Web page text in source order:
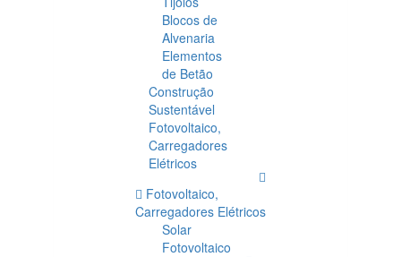
Blocos de
Alvenaria
Elementos
de Betão
Construção
Sustentável
Fotovoltaico,
Carregadores
Elétricos
Fotovoltaico,
Carregadores Elétricos
Solar
Fotovoltaico